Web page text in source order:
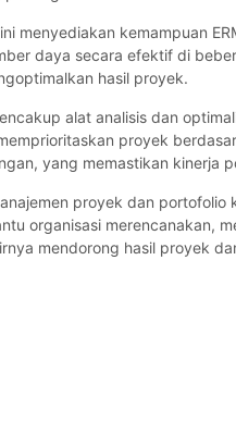
menyediakan kemampuan
daya secara efektif di
hasil proyek.
alat analisis dan
proyek
yang memastikan kinerja
proyek dan portofolio
organisasi merencanakan,
mendorong hasil proyek